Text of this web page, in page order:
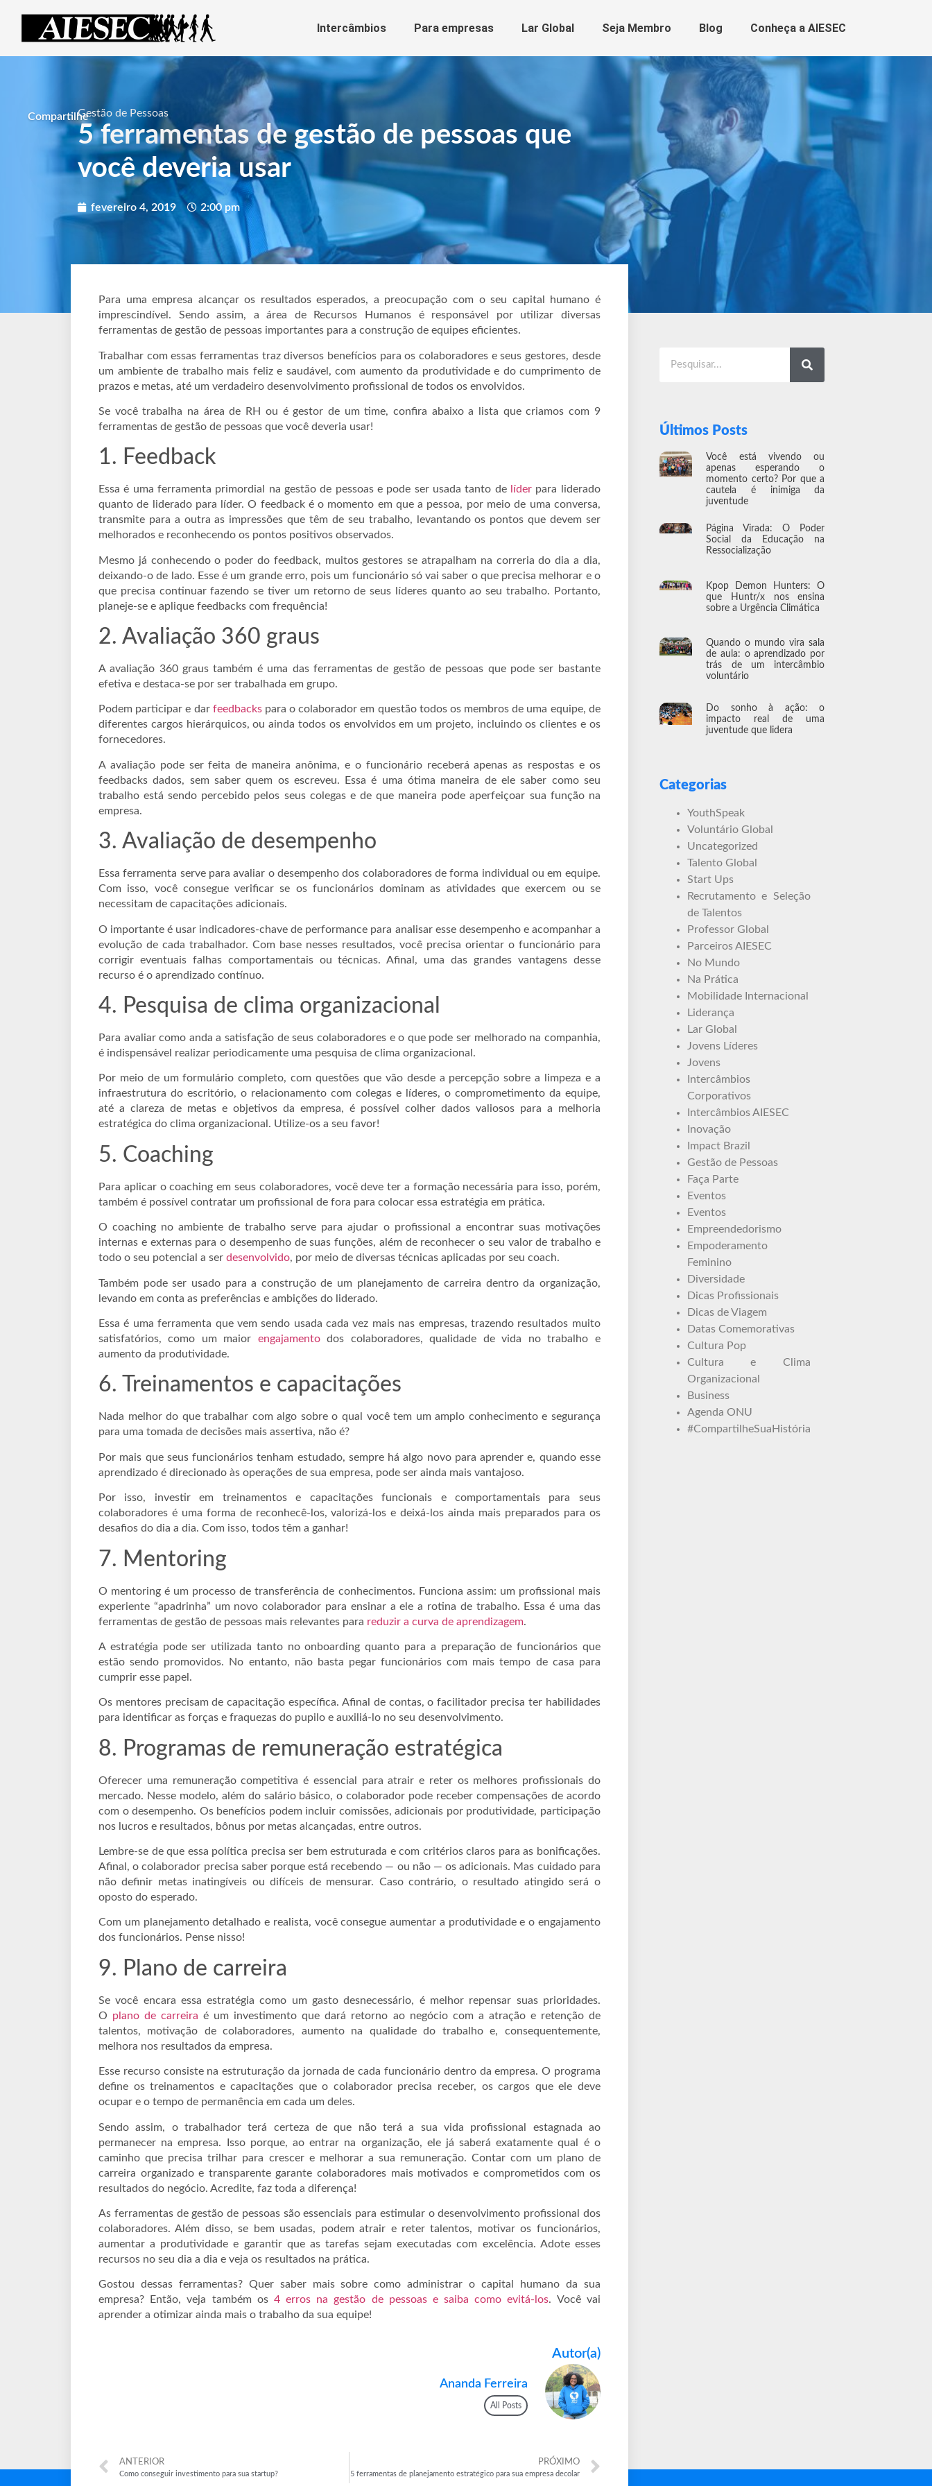
Intercâmbios Para empresas Lar Global Seja Membro Blog Conheça a AIESEC
Gestão de Pessoas
5 ferramentas de gestão de pessoas que
você deveria usar
fevereiro 4, 2019 2:00 pm
Para uma empresa alcançar os resultados esperados, a preocupação com o seu capital humano é
imprescindível. Sendo assim, a área de Recursos Humanos é responsável por utilizar diversas
ferramentas de gestão de pessoas importantes para a construção de equipes eficientes.
Trabalhar com essas ferramentas traz diversos benefícios para os colaboradores e seus gestores, desde
um ambiente de trabalho mais feliz e saudável, com aumento da produtividade e do cumprimento de
prazos e metas, até um verdadeiro desenvolvimento profissional de todos os envolvidos.
Se você trabalha na área de RH ou é gestor de um time, confira abaixo a lista que criamos com 9
ferramentas de gestão de pessoas que você deveria usar!
1. Feedback
Essa é uma ferramenta primordial na gestão de pessoas e pode ser usada tanto de líder para liderado
quanto de liderado para líder. O feedback é o momento em que a pessoa, por meio de uma conversa,
transmite para a outra as impressões que têm de seu trabalho, levantando os pontos que devem ser
melhorados e reconhecendo os pontos positivos observados.
Mesmo já conhecendo o poder do feedback, muitos gestores se atrapalham na correria do dia a dia,
deixando-o de lado. Esse é um grande erro, pois um funcionário só vai saber o que precisa melhorar e o
que precisa continuar fazendo se tiver um retorno de seus líderes quanto ao seu trabalho. Portanto,
planeje-se e aplique feedbacks com frequência!
2. Avaliação 360 graus
A avaliação 360 graus também é uma das ferramentas de gestão de pessoas que pode ser bastante
efetiva e destaca-se por ser trabalhada em grupo.
Podem participar e dar feedbackspara o colaborador em questão todos os membros de uma equipe, de
diferentes cargos hierárquicos, ou ainda todos os envolvidos em um projeto, incluindo os clientes e os
fornecedores.
A avaliação pode ser feita de maneira anônima, e o funcionário receberá apenas as respostas e os
feedbacks dados, sem saber quem os escreveu. Essa é uma ótima maneira de ele saber como seu
trabalho está sendo percebido pelos seus colegas e de que maneira pode aperfeiçoar sua função na
empresa.
3. Avaliação de desempenho
Essa ferramenta serve para avaliar o desempenho dos colaboradores de forma individual ou em equipe.
Com isso, você consegue verificar se os funcionários dominam as atividades que exercem ou se
necessitam de capacitações adicionais.
O importante é usar indicadores-chave de performance para analisar esse desempenho e acompanhar a
evolução de cada trabalhador. Com base nesses resultados, você precisa orientar o funcionário para
corrigir eventuais falhas comportamentais ou técnicas. Afinal, uma das grandes vantagens desse
recurso é o aprendizado contínuo.
4. Pesquisa de clima organizacional
Para avaliar como anda a satisfação de seus colaboradores e o que pode ser melhorado na companhia,
é indispensável realizar periodicamente uma pesquisa de clima organizacional.
Por meio de um formulário completo, com questões que vão desde a percepção sobre a limpeza e a
infraestrutura do escritório, o relacionamento com colegas e líderes, o comprometimento da equipe,
até a clareza de metas e objetivos da empresa, é possível colher dados valiosos para a melhoria
estratégica do clima organizacional. Utilize-os a seu favor!
5. Coaching
Para aplicar o coaching em seus colaboradores, você deve ter a formação necessária para isso, porém,
também é possível contratar um profissional de fora para colocar essa estratégia em prática.
O coaching no ambiente de trabalho serve para ajudar o profissional a encontrar suas motivações
internas e externas para o desempenho de suas funções, além de reconhecer o seu valor de trabalho e
todo o seu potencial a ser desenvolvido, por meio de diversas técnicas aplicadas por seu coach.
Também pode ser usado para a construção de um planejamento de carreira dentro da organização,
levando em conta as preferências e ambições do liderado.
Essa é uma ferramenta que vem sendo usada cada vez mais nas empresas, trazendo resultados muito
satisfatórios, como um maior engajamentodos colaboradores, qualidade de vida no trabalho e
aumento da produtividade.
6. Treinamentos e capacitações
Nada melhor do que trabalhar com algo sobre o qual você tem um amplo conhecimento e segurança
para uma tomada de decisões mais assertiva, não é?
Por mais que seus funcionários tenham estudado, sempre há algo novo para aprender e, quando esse
aprendizado é direcionado às operações de sua empresa, pode ser ainda mais vantajoso.
Por isso, investir em treinamentos e capacitações funcionais e comportamentais para seus
colaboradores é uma forma de reconhecê-los, valorizá-los e deixá-los ainda mais preparados para os
desafios do dia a dia. Com isso, todos têm a ganhar!
7. Mentoring
O mentoring é um processo de transferência de conhecimentos. Funciona assim: um profissional mais
experiente “apadrinha” um novo colaborador para ensinar a ele a rotina de trabalho. Essa é uma das
ferramentas de gestão de pessoas mais relevantes para reduzir a curva de aprendizagem.
A estratégia pode ser utilizada tanto no onboarding quanto para a preparação de funcionários que
estão sendo promovidos. No entanto, não basta pegar funcionários com mais tempo de casa para
cumprir esse papel.
Os mentores precisam de capacitação específica. Afinal de contas, o facilitador precisa ter habilidades
para identificar as forças e fraquezas do pupilo e auxiliá-lo no seu desenvolvimento.
8. Programas de remuneração estratégica
Oferecer uma remuneração competitiva é essencial para atrair e reter os melhores profissionais do
mercado. Nesse modelo, além do salário básico, o colaborador pode receber compensações de acordo
com o desempenho. Os benefícios podem incluir comissões, adicionais por produtividade, participação
nos lucros e resultados, bônus por metas alcançadas, entre outros.
Lembre-se de que essa política precisa ser bem estruturada e com critérios claros para as bonificações.
Afinal, o colaborador precisa saber porque está recebendo — ou não — os adicionais. Mas cuidado para
não definir metas inatingíveis ou difíceis de mensurar. Caso contrário, o resultado atingido será o
oposto do esperado.
Com um planejamento detalhado e realista, você consegue aumentar a produtividade e o engajamento
dos funcionários. Pense nisso!
9. Plano de carreira
Se você encara essa estratégia como um gasto desnecessário, é melhor repensar suas prioridades.
O plano de carreira é um investimento que dará retorno ao negócio com a atração e retenção de
talentos, motivação de colaboradores, aumento na qualidade do trabalho e, consequentemente,
melhora nos resultados da empresa.
Esse recurso consiste na estruturação da jornada de cada funcionário dentro da empresa. O programa
define os treinamentos e capacitações que o colaborador precisa receber, os cargos que ele deve
ocupar e o tempo de permanência em cada um deles.
Sendo assim, o trabalhador terá certeza de que não terá a sua vida profissional estagnada ao
permanecer na empresa. Isso porque, ao entrar na organização, ele já saberá exatamente qual é o
caminho que precisa trilhar para crescer e melhorar a sua remuneração. Contar com um plano de
carreira organizado e transparente garante colaboradores mais motivados e comprometidos com os
resultados do negócio. Acredite, faz toda a diferença!
As ferramentas de gestão de pessoas são essenciais para estimular o desenvolvimento profissional dos
colaboradores. Além disso, se bem usadas, podem atrair e reter talentos, motivar os funcionários,
aumentar a produtividade e garantir que as tarefas sejam executadas com excelência. Adote esses
recursos no seu dia a dia e veja os resultados na prática.
Gostou dessas ferramentas? Quer saber mais sobre como administrar o capital humano da sua
empresa? Então, veja também os 4 erros na gestão de pessoas e saiba como evitá-los. Você vai
aprender a otimizar ainda mais o trabalho da sua equipe!
Autor(a)
Ananda Ferreira
All Posts
ANTERIOR
Como conseguir investimento para sua startup?
PRÓXIMO
5 ferramentas de planejamento estratégico para sua empresa decolar
Últimos Posts
Você está vivendo ou
apenas esperando o
momento certo? Por que a
cautela é inimiga da
juventude
Página Virada: O Poder
Social da Educação na
Ressocialização
Kpop Demon Hunters: O
que Huntr/x nos ensina
sobre a Urgência Climática
Quando o mundo vira sala
de aula: o aprendizado por
trás de um intercâmbio
voluntário
Do sonho à ação: o
impacto real de uma
juventude que lidera
Categorias
YouthSpeak
Voluntário Global
Uncategorized
Talento Global
Start Ups
Recrutamento e Seleção
de Talentos
Professor Global
Parceiros AIESEC
No Mundo
Na Prática
Mobilidade Internacional
Liderança
Lar Global
Jovens Líderes
Jovens
Intercâmbios
Corporativos
Intercâmbios AIESEC
Inovação
Impact Brazil
Gestão de Pessoas
Faça Parte
Eventos
Eventos
Empreendedorismo
Empoderamento
Feminino
Diversidade
Dicas Profissionais
Dicas de Viagem
Datas Comemorativas
Cultura Pop
Cultura e Clima
Organizacional
Business
Agenda ONU
#CompartilheSuaHistória
Compartilhe